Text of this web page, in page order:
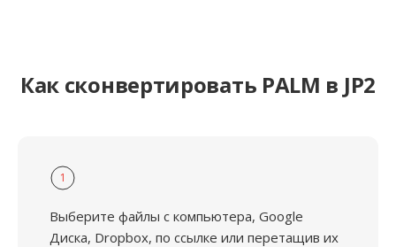
Как сконвертировать PALM в JP2
1
Выберите файлы с компьютера, Google
Диска, Dropbox, по ссылке или перетащив их